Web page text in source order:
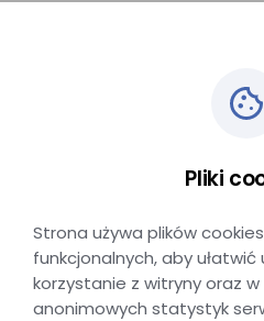
OIU PTE
Pliki
Strona używa plików
funkcjonalnych, aby ułatwić
korzystanie z witryny oraz
anonimowych statystyk